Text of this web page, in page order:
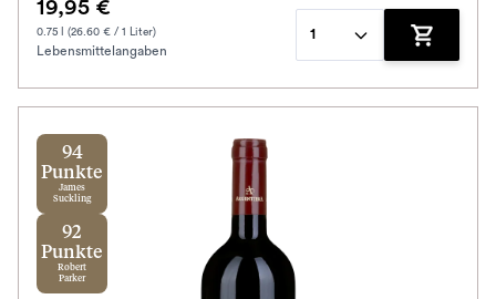
19,95 €
0.75 l (26.60 € / 1 Liter)
Lebensmittelangaben
1
Zum
94
Punkte
James
Suckling
92
Punkte
Robert
Parker